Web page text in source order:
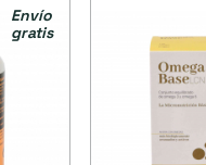
Envío
gratis